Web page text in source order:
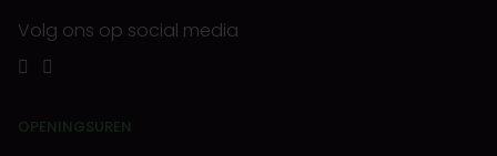
Volg ons op social media
OPENINGSUREN